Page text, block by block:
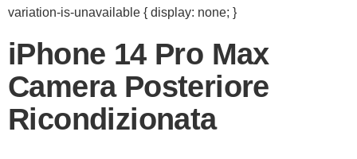
variation-is-unavailable { display: none; }
iPhone 14 Pro Max
Camera Posteriore
Ricondizionata